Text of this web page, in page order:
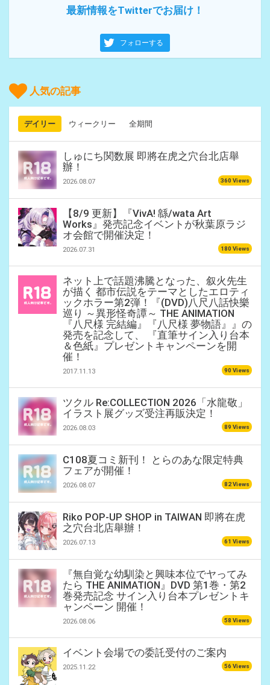
最新情報をTwitterでお届け！
フォローする
人気の記事
デイリー ウィークリー 全期間
しゅにち関数展 即將在虎之穴台北店舉
辦！
2026.08.07 360 Views
【8/9 更新】『VivA! 緜/wata Art
Works』発売記念イベントが秋葉原ラジ
オ会館で開催決定！
2026.07.31 180 Views
ネット上で話題沸騰となった、叙火先生
が描く 都市伝説をテーマとしたエロティ
ックホラー第2弾！『(DVD)八尺八話快樂
巡り ～異形怪奇譚～ THE ANIMATION
『八尺様 完結編』『八尺様 夢物語』』の
発売を記念して、 『直筆サイン入り台本
＆色紙』プレゼントキャンペーンを開
催！
2017.11.13 90 Views
ツクル Re:COLLECTION 2026「水龍敬」
イラスト展グッズ受注再販決定！
2026.08.03 89 Views
C108夏コミ新刊！ とらのあな限定特典
フェアが開催！
2026.08.07 82 Views
Riko POP-UP SHOP in TAIWAN 即將在虎
之穴台北店舉辦！
2026.07.13 61 Views
『無自覚な幼馴染と興味本位でヤってみ
たら THE ANIMATION』DVD 第1巻・第2
巻発売記念 サイン入り台本プレゼントキ
ャンペーン 開催！
2026.08.06 58 Views
イベント会場での委託受付のご案内
2025.11.22 56 Views